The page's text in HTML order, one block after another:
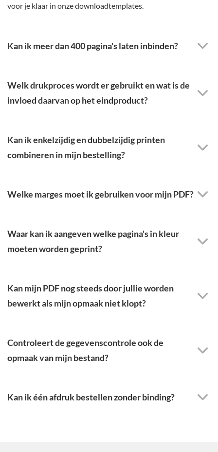
voor je klaar in onze downloadtemplates.
Kan ik meer dan 400 pagina's laten inbinden?
Welk drukproces wordt er gebruikt en wat is de
invloed daarvan op het eindproduct?
Kan ik enkelzijdig en dubbelzijdig printen
combineren in mijn bestelling?
Welke marges moet ik gebruiken voor mijn PDF?
Waar kan ik aangeven welke pagina's in kleur
moeten worden geprint?
Kan mijn PDF nog steeds door jullie worden
bewerkt als mijn opmaak niet klopt?
Controleert de gegevenscontrole ook de
opmaak van mijn bestand?
Kan ik één afdruk bestellen zonder binding?